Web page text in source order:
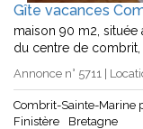
Gîte vacances
maison 90 m2, située
du centre de combrit,
Annonce n° 5711 |
Combrit-Sainte-Marine
Finistère
Bretagne